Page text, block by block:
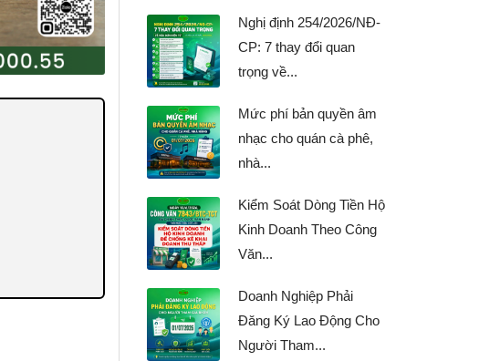
Nghị định 254/2026/NĐ-
CP: 7 thay đổi quan
trọng về...
Mức phí bản quyền âm
nhạc cho quán cà phê,
nhà...
Kiểm Soát Dòng Tiền Hộ
Kinh Doanh Theo Công
Văn...
Doanh Nghiệp Phải
Đăng Ký Lao Động Cho
Người Tham...